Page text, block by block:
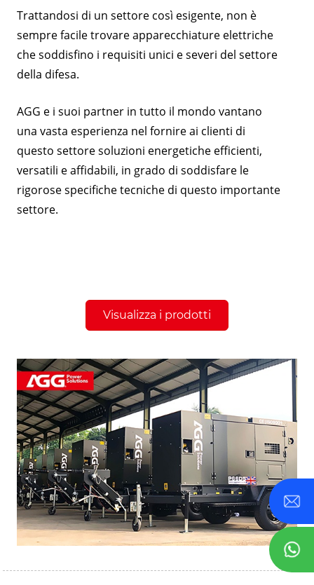
Trattandosi di un settore così esigente, non è
sempre facile trovare apparecchiature elettriche
che soddisfino i requisiti unici e severi del settore
della difesa.
AGG e i suoi partner in tutto il mondo vantano
una vasta esperienza nel fornire ai clienti di
questo settore soluzioni energetiche efficienti,
versatili e affidabili, in grado di soddisfare le
rigorose specifiche tecniche di questo importante
settore.
Visualizza i prodotti